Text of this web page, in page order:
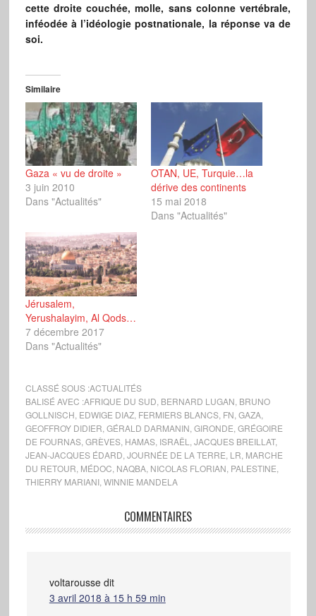
cette droite couchée, molle, sans colonne vertébrale,
inféodée à l’idéologie postnationale, la réponse va de
soi.
Similaire
Gaza « vu de droite »
3 juin 2010
Dans "Actualités"
OTAN, UE, Turquie…la
dérive des continents
15 mai 2018
Dans "Actualités"
Jérusalem,
Yerushalayim, Al Qods…
7 décembre 2017
Dans "Actualités"
CLASSÉ SOUS :ACTUALITÉS
BALISÉ AVEC :AFRIQUE DU SUD BERNARD LUGAN BRUNO
GOLLNISCH EDWIGE DIAZ, FERMIERS BLANCS, FN GAZA,
GEOFFROY DIDIER GÉRALD DARMANIN GIRONDE GRÉGOIRE
DE FOURNAS, GRÈVES, HAMAS, ISRAËL JACQUES BREILLAT,
JEAN-JACQUES ÉDARD JOURNÉE DE LA TERRE LR MARCHE
DU RETOUR MÉDOC NAQBA, NICOLAS FLORIAN PALESTINE
THIERRY MARIANI, WINNIE MANDELA
COMMENTAIRES
voltarousse dit
3 avril 2018 à 15 h 59 min